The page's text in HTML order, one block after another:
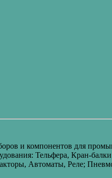
и компонентов для
Тельфера, Кран-
Автоматы, Реле;